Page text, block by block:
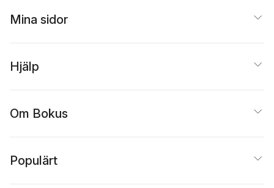
Mina sidor
Hjälp
Om Bokus
Populärt